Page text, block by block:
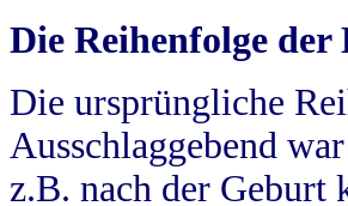
Die Reihenfolge der
Die ursprüngliche
Ausschlaggebend
z.B. nach der